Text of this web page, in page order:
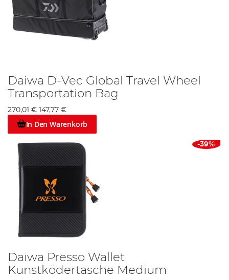
Daiwa D-Vec Global Travel Wheel
Transportation Bag
270,01 € 147,77 €
In Den Warenkorb
-39%
Daiwa Presso Wallet
Kunstködertasche Medium